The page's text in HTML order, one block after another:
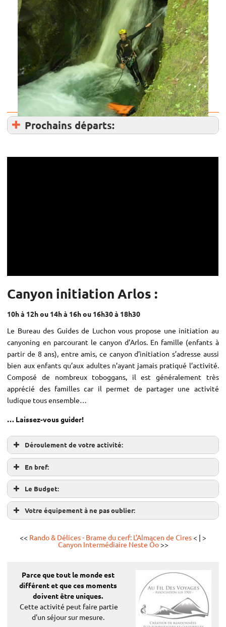
Prochains départs:
Canyon initiation Arlos :
10h à 12h ou 14h à 16h ou 16h30 à 18h30
Le Bureau des Guides de Luchon vous propose une initiation au
canyoning en parcourant le canyon d’Arlos. En famille (enfants à
partir de 8 ans), entre amis, ce canyon d’initiation s’adresse aussi
bien aux enfants qu’aux adultes n’ayant jamais pratiqué l’activité.
Composé de nombreux toboggans, il est généralement très
apprécié des familles car il permet de partager une activité
ludique tous ensemble…
… Laissez-vous guider!
Déroulement de votre activité:
En bref:
Le Budget:
(par personne)
Adultes :35€
Enfants :35€
Votre équipement à ne pas oublier:
chaussures à scratchs (s’arrachent à cause du courant).
<< Rando & Délices - Brame du cerf: L'Almacen de Cires< | >
Canyon Intermédiaire Neste Ôo>>
Parce que tout le monde est
différentet que ces moments
doivent être uniques.
Cette activité peut faire partie
d'un séjour sur mesure.